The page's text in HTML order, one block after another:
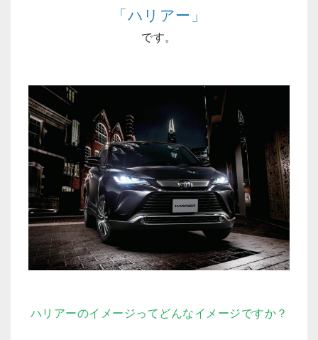
「ハリアー」
です。
ハリアーのイメージってどんなイメージですか？